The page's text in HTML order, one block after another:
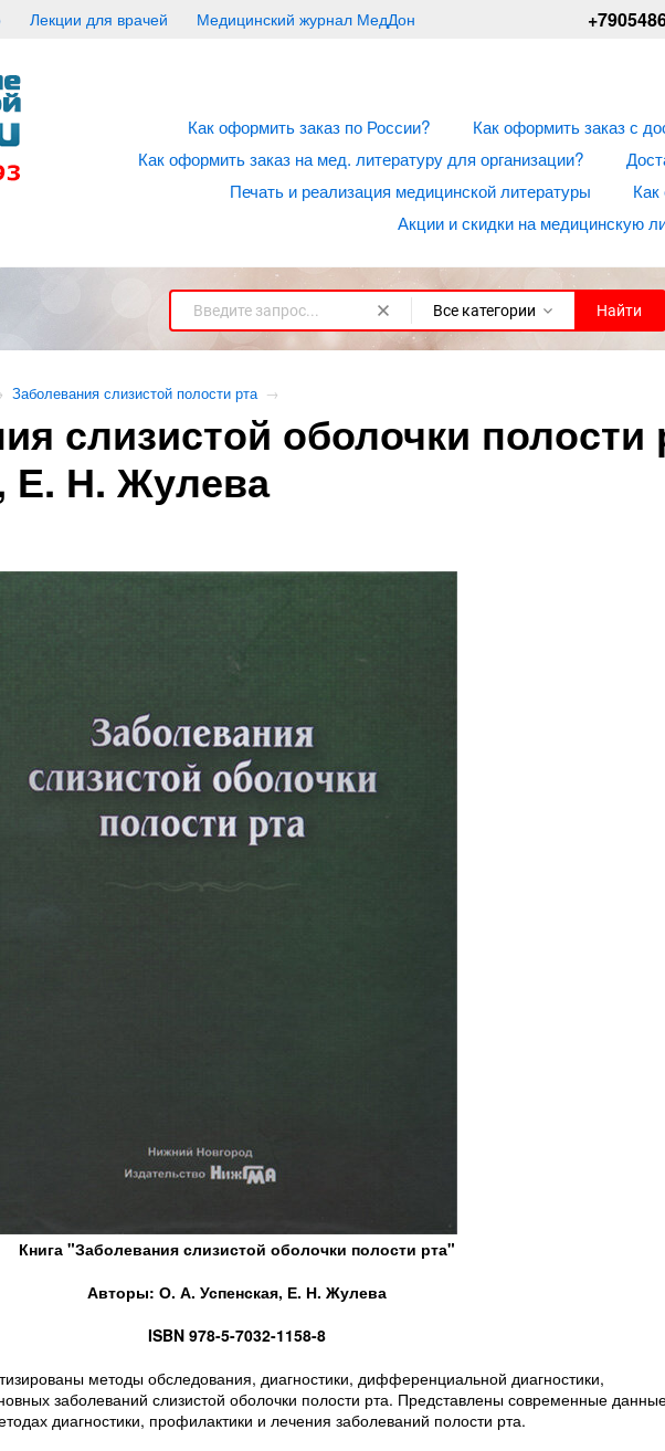
Лекции для врачей Медицинский журнал МедДон
Как оформить заказ по России?
Как оформить заказ с
Как оформить заказ на мед. литературу для организации?
Печать и реализация медицинской литературы
Как
Акции и скидки на медицинскую
Все категории Найти
Заболевания слизистой полости рта →
слизистой оболочки полости
Е. Н. Жулева
Книга "Заболевания слизистой оболочки полости рта"
Авторы: О. А. Успенская, Е. Н. Жулева
ISBN 978-5-7032-1158-8
методы обследования, диагностики, дифференциальной диагностики,
заболеваний слизистой оболочки полости рта. Представлены современные
диагностики, профилактики и лечения заболеваний полости рта.